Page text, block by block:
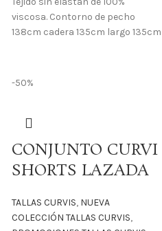
viscosa. Contorno de pecho
138cm cadera 135cm largo 135cm
-50%
CONJUNTO CURVI
SHORTS LAZADA
TALLAS CURVIS, NUEVA
COLECCIÓN TALLAS CURVIS,